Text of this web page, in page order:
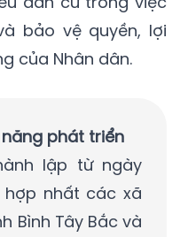
bảo vệ quyền, lợi
của Nhân dân.
phát triển
lập từ ngày
nhất các xã
Bình Tây Bắc và